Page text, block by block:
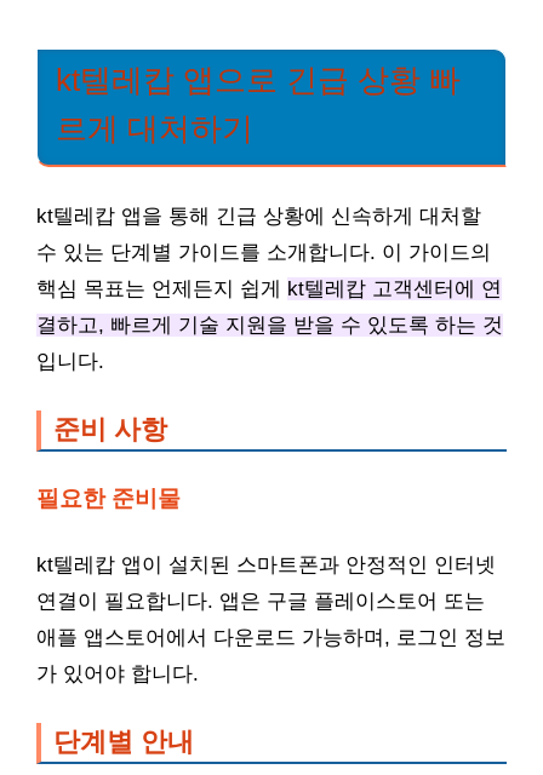
kt텔레캅 앱으로 긴급 상황 빠
르게 대처하기
kt텔레캅 앱을 통해 긴급 상황에 신속하게 대처할
수 있는 단계별 가이드를 소개합니다. 이 가이드의
핵심 목표는 언제든지 쉽게 kt텔레캅 고객센터에 연
결하고, 빠르게 기술 지원을 받을 수 있도록 하는 것
입니다.
준비 사항
필요한 준비물
kt텔레캅 앱이 설치된 스마트폰과 안정적인 인터넷
연결이 필요합니다. 앱은 구글 플레이스토어 또는
애플 앱스토어에서 다운로드 가능하며, 로그인 정보
가 있어야 합니다.
단계별 안내